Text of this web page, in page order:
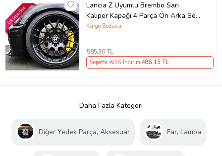
Lancia Z Uyumlu Brembo Sarı
Kaliper Kapağı 4 Parça Ön Arka Set
(Karışık)
Kargo Bedava
595,30 TL
Sepette %18 İndirim 488,15 TL
Daha Fazla Kategori
Diğer Yedek Parça, Aksesuar Far, Lamba